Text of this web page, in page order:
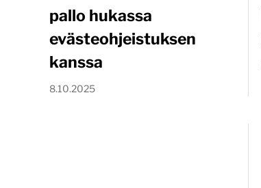
pallo hukassa
evästeohjeistuksen
kanssa
8.10.2025